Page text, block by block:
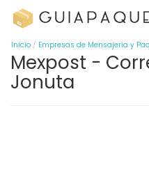
Inicio Empresas de Mensajería y
Mexpost -
Jonuta